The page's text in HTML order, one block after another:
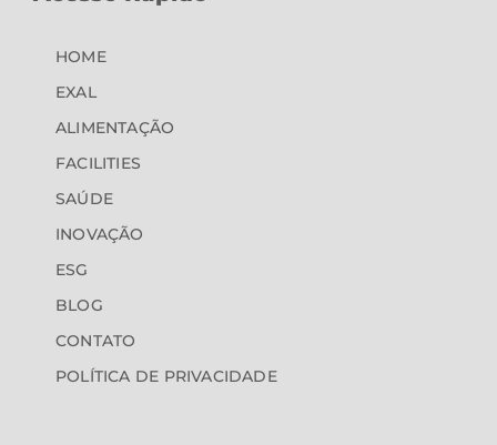
HOME
EXAL
ALIMENTAÇÃO
FACILITIES
SAÚDE
INOVAÇÃO
ESG
BLOG
CONTATO
POLÍTICA DE PRIVACIDADE